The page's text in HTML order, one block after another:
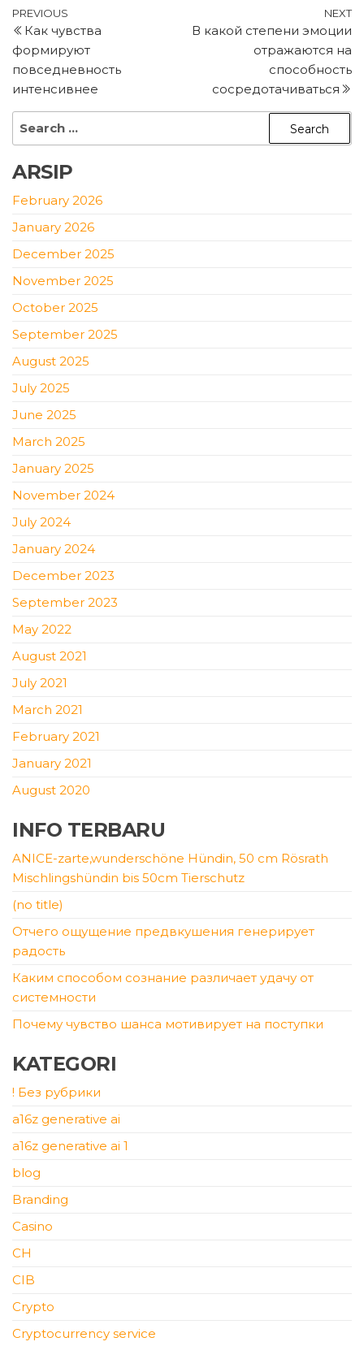
Post
navigation
Previous
Post
PREVIOUS
Как чувства
формируют
повседневность
интенсивнее
NEXT
В какой степени эмоции
отражаются на
способность
сосредотачиваться
ARSIP
February 2026
January 2026
December 2025
November 2025
October 2025
September 2025
August 2025
July 2025
June 2025
March 2025
January 2025
November 2024
July 2024
January 2024
December 2023
September 2023
May 2022
August 2021
July 2021
March 2021
February 2021
January 2021
August 2020
INFO TERBARU
ANICE-zarte,wunderschöne Hündin, 50 cm Rösrath
Mischlingshündin bis 50cm Tierschutz
(no title)
Отчего ощущение предвкушения генерирует
радость
Каким способом сознание различает удачу от
системности
Почему чувство шанса мотивирует на поступки
KATEGORI
! Без рубрики
a16z generative ai
a16z generative ai 1
blog
Branding
Casino
CH
CIB
Crypto
Cryptocurrency service